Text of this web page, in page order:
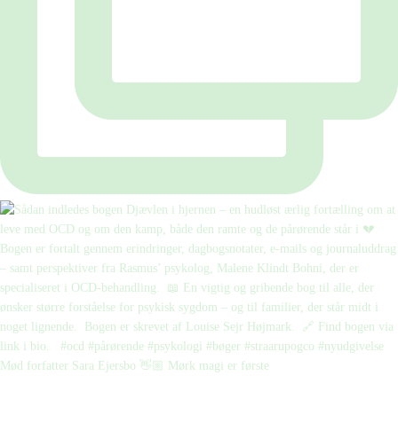
Mød forfatter Sara Ejersbo 👋🏼 Mørk magi er første